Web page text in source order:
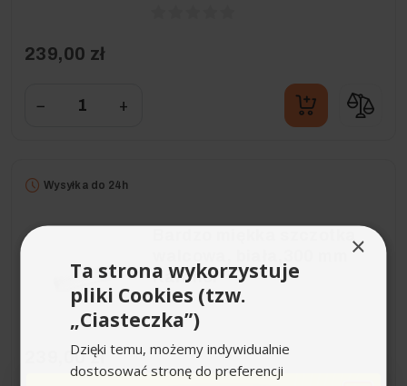
239,00 zł
− +
Wysyłka do 24h
Karcher
239,00 zł
×
Ta strona wykorzystuje
pliki Cookies (tzw.
„Ciasteczka”)
Dzięki temu, możemy indywidualnie
dostosować stronę do preferencji